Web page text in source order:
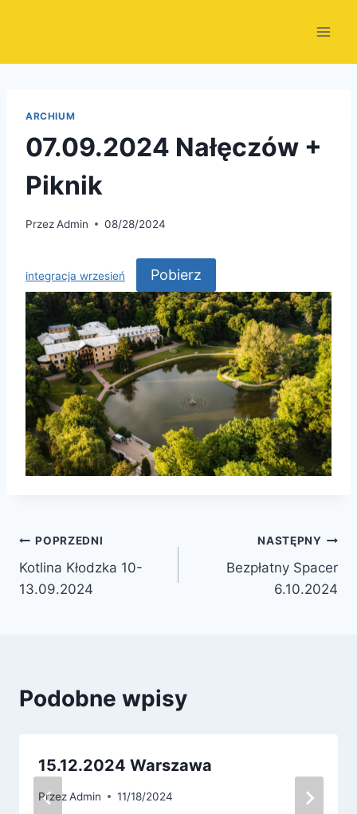
ARCHIUM
07.09.2024 Nałęczów +
Piknik
PrzezAdmin 08/28/2024
integracja wrzesień Pobierz
Nawigacja
wpisu
POPRZEDNI
Kotlina Kłodzka 10-
13.09.2024
NASTĘPNY
Bezpłatny Spacer
6.10.2024
Podobne wpisy
15.12.2024 Warszawa
PrzezAdmin 11/18/2024